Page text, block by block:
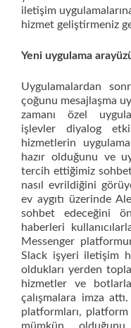
iletişim
hizmet geliştirmeniz
Yeni uygulama
Uygulamalardan
çoğunu mesajlaşma
zamanı özel
işlevler diyalog
hizmetlerin
hazır olduğunu ve
tercih ettiğimiz
nasıl evrildiğini
ev aygıtı üzerinde
sohbet edeceğini
haberleri
Messenger
Slack işyeri iletişim
oldukları yerden
hizmetler ve
çalışmalara imza
platformları,
mümkün